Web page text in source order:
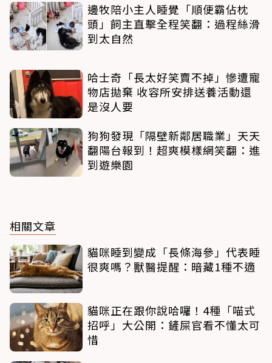
邊牧陪小主人睡覺「順便霸佔枕
頭」飼主直擊全程笑翻：過程絲滑
到太自然
哈士奇「長太好笑賣不掉」慘遭寵
物店拋棄 收容所安排送養活動還
是沒人要
狗狗發現「隔壁新鄰居職業」天天
翻陽台報到！超爽模樣網笑翻：進
到遊樂園
相關文章
貓咪睡到變成「長條海參」代表睡
很爽嗎？獸醫提醒：暗藏1種不適
貓咪正在跟你說哈囉！4種「喵式
招呼」大公開：鏟屎官看不懂太可
惜